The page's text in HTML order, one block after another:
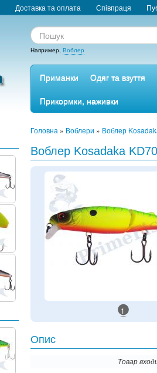
Доставка та оплата Співпраця
Например, Воблер
Приманки
Одяг та взуття
Прикормки, наживки
Головна » Воблери » Воблер
Воблер Kosadaka
1
Опис
Товар